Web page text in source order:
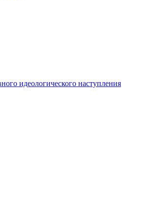
идеологического наступления